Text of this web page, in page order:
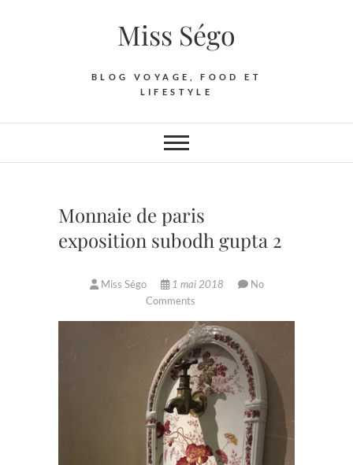
Miss Ségo
BLOG VOYAGE, FOOD ET
LIFESTYLE
Monnaie de paris
exposition subodh gupta 2
Miss Ségo 1 mai 2018
No
Comments